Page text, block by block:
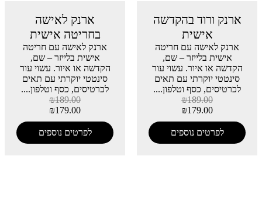
ארנק ורוד בהקדשה
אישית
ארנק לאישה עם חריטה
אישית בלייזר – שם,
הקדשה או איור. עשוי עור
סינטטי יוקרתי עם תאים
לכרטיסים, כסף וטלפון....
₪189.00
₪179.00
לפרטים נוספים
ארנק לאישה
בחריטה אישית
ארנק לאישה עם חריטה
אישית בלייזר – שם,
הקדשה או איור. עשוי עור
סינטטי יוקרתי עם תאים
לכרטיסים, כסף וטלפון....
₪189.00
₪179.00
לפרטים נוספים